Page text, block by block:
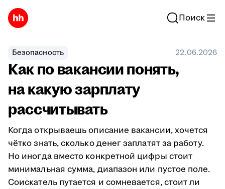
Поиск
Безопасность 22.06.2026
Как по вакансии понять,
на какую зарплату
рассчитывать
Когда открываешь описание вакансии, хочется
чётко знать, сколько денег заплатят за работу.
Но иногда вместо конкретной цифры стоит
минимальная сумма, диапазон или пустое поле.
Соискатель путается и сомневается, стоит ли